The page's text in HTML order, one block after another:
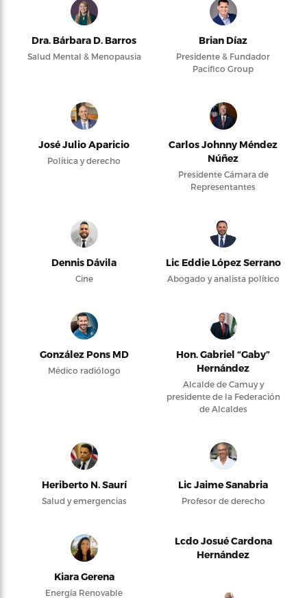
Dra. Bárbara D. Barros
Salud Mental & Menopausia
Brian Díaz
Presidente & Fundador
Pacifico Group
José Julio Aparicio
Política y derecho
Carlos Johnny Méndez
Núñez
Presidente Cámara de
Representantes
Dennis Dávila
Cine
Lic Eddie López Serrano
Abogado y analista político
González Pons MD
Médico radiólogo
Hon. Gabriel “Gaby”
Hernández
Alcalde de Camuy y
presidente de la Federación
de Alcaldes
Heriberto N. Saurí
Salud y emergencias
Lic Jaime Sanabria
Profesor de derecho
Kiara Gerena
Energía Renovable
Lcdo Josué Cardona
Hernández